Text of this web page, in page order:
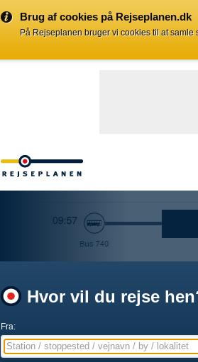
Brug af cookies på Rejseplanen.dk
På Rejseplanen bruger vi cookies til at
Hvor vil du rejse
Fra:
Station / stoppested / vejnavn / by / lokalitet